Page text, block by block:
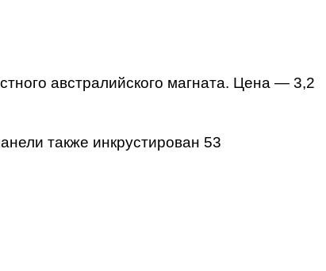
австралийского магната. Цена — 3,2
также инкрустирован 53